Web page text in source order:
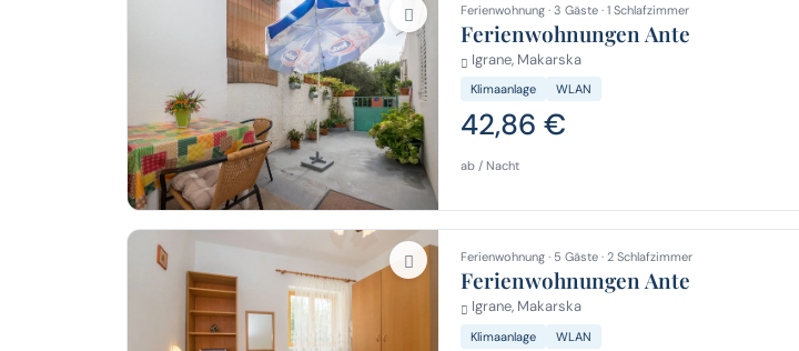
Ferienwohnung · 3 Gäste · 1 Schlafzimmer
Ferienwohnungen Ante
Igrane, Makarska
Klimaanlage WLAN
42,86 €
ab / Nacht
Ferienwohnung · 5 Gäste · 2 Schlafzimmer
Ferienwohnungen Ante
Igrane, Makarska
Klimaanlage WLAN